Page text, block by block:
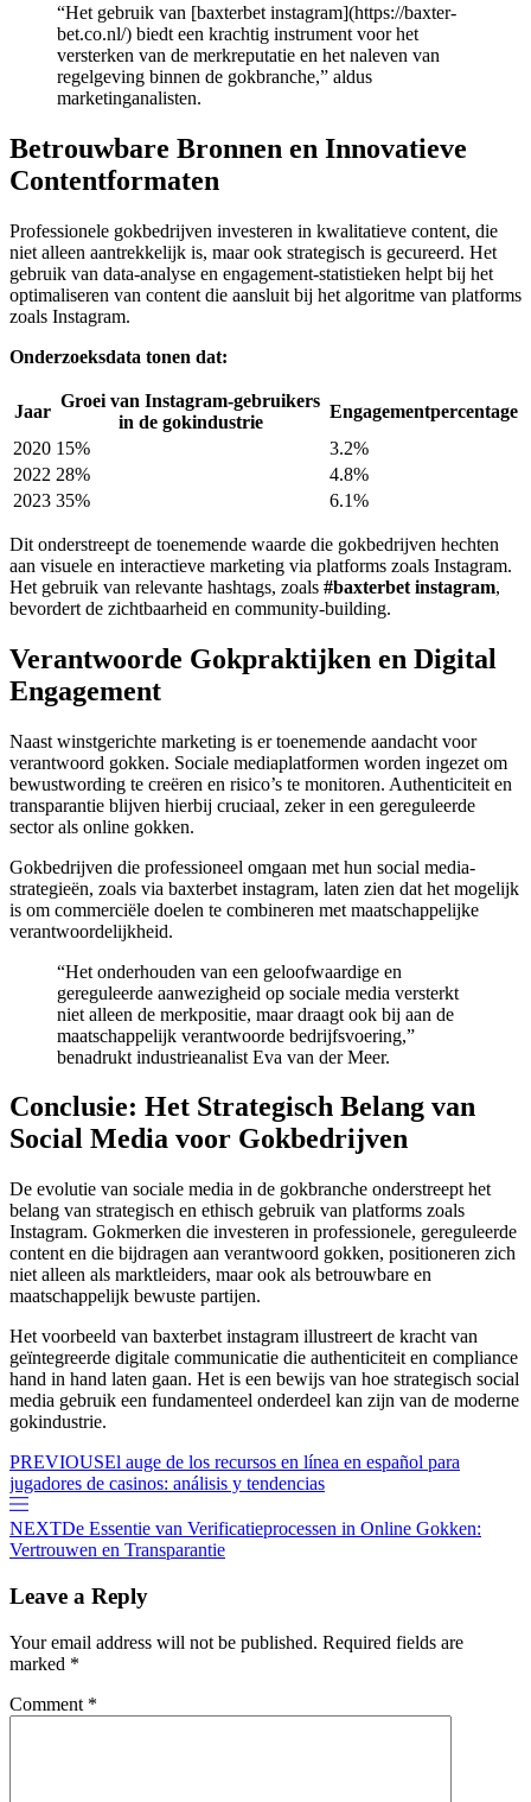
“Het gebruik van [baxterbet instagram](https://baxter-
bet.co.nl/) biedt een krachtig instrument voor het
versterken van de merkreputatie en het naleven van
regelgeving binnen de gokbranche,” aldus
marketinganalisten.
Betrouwbare Bronnen en Innovatieve
Contentformaten
Professionele gokbedrijven investeren in kwalitatieve content, die
niet alleen aantrekkelijk is, maar ook strategisch is gecureerd. Het
gebruik van data-analyse en engagement-statistieken helpt bij het
optimaliseren van content die aansluit bij het algoritme van platforms
zoals Instagram.
Onderzoeksdata tonen dat:
Jaar
Groei van Instagram-gebruikers
in de gokindustrie
Engagementpercentage
2020 15%
3.2%
2022 28%
4.8%
2023 35% 6.1%
Dit onderstreept de toenemende waarde die gokbedrijven hechten
aan visuele en interactieve marketing via platforms zoals Instagram.
Het gebruik van relevante hashtags, zoals #baxterbet instagram,
bevordert de zichtbaarheid en community-building.
Verantwoorde Gokpraktijken en Digital
Engagement
Naast winstgerichte marketing is er toenemende aandacht voor
verantwoord gokken. Sociale mediaplatformen worden ingezet om
bewustwording te creëren en risico’s te monitoren. Authenticiteit en
transparantie blijven hierbij cruciaal, zeker in een gereguleerde
sector als online gokken.
Gokbedrijven die professioneel omgaan met hun social media-
strategieën, zoals via baxterbet instagram, laten zien dat het mogelijk
is om commerciële doelen te combineren met maatschappelijke
verantwoordelijkheid.
“Het onderhouden van een geloofwaardige en
gereguleerde aanwezigheid op sociale media versterkt
niet alleen de merkpositie, maar draagt ook bij aan de
maatschappelijk verantwoorde bedrijfsvoering,”
benadrukt industrieanalist Eva van der Meer.
Conclusie: Het Strategisch Belang van
Social Media voor Gokbedrijven
De evolutie van sociale media in de gokbranche onderstreept het
belang van strategisch en ethisch gebruik van platforms zoals
Instagram. Gokmerken die investeren in professionele, gereguleerde
content en die bijdragen aan verantwoord gokken, positioneren zich
niet alleen als marktleiders, maar ook als betrouwbare en
maatschappelijk bewuste partijen.
Het voorbeeld van baxterbet instagram illustreert de kracht van
geïntegreerde digitale communicatie die authenticiteit en compliance
hand in hand laten gaan. Het is een bewijs van hoe strategisch social
media gebruik een fundamenteel onderdeel kan zijn van de moderne
gokindustrie.
PREVIOUSEl auge de los recursos en línea en español para
jugadores de casinos: análisis y tendencias
NEXTDe Essentie van Verificatieprocessen in Online Gokken:
Vertrouwen en Transparantie
Leave a Reply
Your email address will not be published. Required fields are
marked *
Comment *